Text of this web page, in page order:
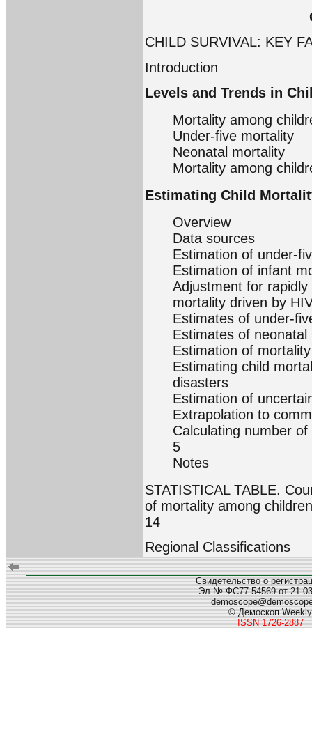
CHILD SURVIVAL: KEY
Introduction
Levels and Trends in
Mortality among
Under-five mortality
Neonatal mortality
Mortality among
Estimating Child
Overview
Data sources
Estimation of under-
Estimation of infant
Adjustment for
mortality driven by
Estimates of under-
Estimates of neonatal
Estimation of
Estimating child
disasters
Estimation of
Extrapolation to
Calculating number
5
Notes
STATISTICAL TABLE.
of mortality among
14
Regional Classifications
Свидетельство о
Эл № ФС77-54569 от
© Демоскоп Weekly
ISSN 1726-2887